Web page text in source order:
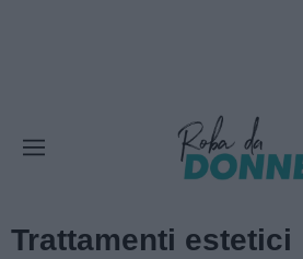
Trattamenti estetici